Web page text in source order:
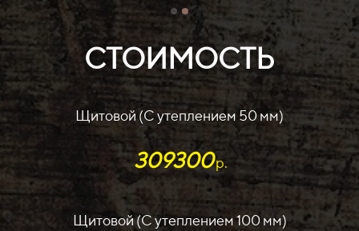
СТОИМОСТЬ
Щитовой (С утеплением 50 мм)
309300р.
Щитовой (С утеплением 100 мм)